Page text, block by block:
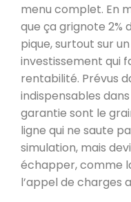
menu complet. En
que ça grignote 2%
pique, surtout sur
investissement qui
rentabilité. Prévus
indispensables
garantie sont le
ligne qui ne saute
simulation, mais
échapper, comme
l’appel de charges